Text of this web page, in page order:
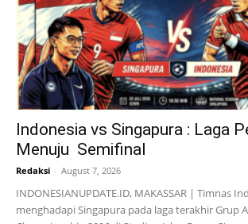
Indonesia vs Singapura : Laga
Menuju Semifinal
Redaksi - August 7, 2026
INDONESIANUPDATE.ID, MAKASSAR | Timnas
menghadapi Singapura pada laga terakhir Grup A